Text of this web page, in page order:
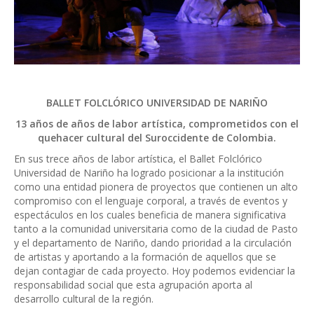
BALLET FOLCLÓRICO UNIVERSIDAD DE NARIÑO
13 años de años de labor artística, comprometidos con el
quehacer cultural del Suroccidente de Colombia.
En sus trece años de labor artística, el Ballet Folclórico
Universidad de Nariño ha logrado posicionar a la institución
como una entidad pionera de proyectos que contienen un alto
compromiso con el lenguaje corporal, a través de eventos y
espectáculos en los cuales beneficia de manera significativa
tanto a la comunidad universitaria como de la ciudad de Pasto
y el departamento de Nariño, dando prioridad a la circulación
de artistas y aportando a la formación de aquellos que se
dejan contagiar de cada proyecto. Hoy podemos evidenciar la
responsabilidad social que esta agrupación aporta al
desarrollo cultural de la región.